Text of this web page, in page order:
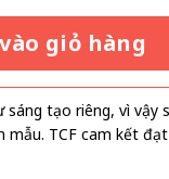
giỏ hàng
sáng tạo riêng, vì vậy
mẫu. TCF cam kết